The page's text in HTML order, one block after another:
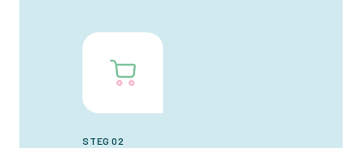
STEG 02